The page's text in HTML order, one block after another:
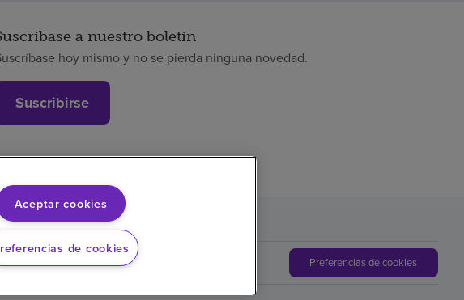
a nuestro boletín
hoy mismo y no se pierda ninguna novedad.
Suscribirse
Preferencias de cookies
Aceptar cookies
de cookies